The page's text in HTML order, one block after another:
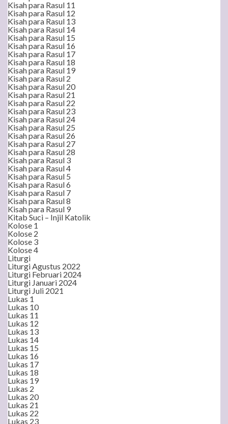
Kisah para Rasul 11
Kisah para Rasul 12
Kisah para Rasul 13
Kisah para Rasul 14
Kisah para Rasul 15
Kisah para Rasul 16
Kisah para Rasul 17
Kisah para Rasul 18
Kisah para Rasul 19
Kisah para Rasul 2
Kisah para Rasul 20
Kisah para Rasul 21
Kisah para Rasul 22
Kisah para Rasul 23
Kisah para Rasul 24
Kisah para Rasul 25
Kisah para Rasul 26
Kisah para Rasul 27
Kisah para Rasul 28
Kisah para Rasul 3
Kisah para Rasul 4
Kisah para Rasul 5
Kisah para Rasul 6
Kisah para Rasul 7
Kisah para Rasul 8
Kisah para Rasul 9
Kitab Suci – Injil Katolik
Kolose 1
Kolose 2
Kolose 3
Kolose 4
Liturgi
Liturgi Agustus 2022
Liturgi Februari 2024
Liturgi Januari 2024
Liturgi Juli 2021
Lukas 1
Lukas 10
Lukas 11
Lukas 12
Lukas 13
Lukas 14
Lukas 15
Lukas 16
Lukas 17
Lukas 18
Lukas 19
Lukas 2
Lukas 20
Lukas 21
Lukas 22
Lukas 23